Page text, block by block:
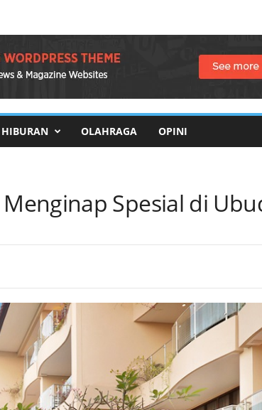
HIBURAN OLAHRAGA OPINI
Spesial di